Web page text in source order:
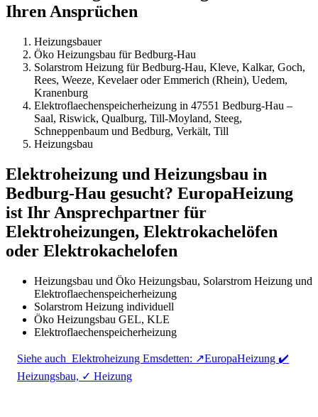
Ihren Ansprüchen
Heizungsbauer
Öko Heizungsbau für Bedburg-Hau
Solarstrom Heizung für Bedburg-Hau, Kleve, Kalkar, Goch,
Rees, Weeze, Kevelaer oder Emmerich (Rhein), Uedem,
Kranenburg
Elektroflaechenspeicherheizung in 47551 Bedburg-Hau –
Saal, Riswick, Qualburg, Till-Moyland, Steeg,
Schneppenbaum und Bedburg, Verkält, Till
Heizungsbau
Elektroheizung und Heizungsbau in
Bedburg-Hau gesucht? EuropaHeizung
ist Ihr Ansprechpartner für
Elektroheizungen, Elektrokachelöfen
oder Elektrokachelofen
Heizungsbau und Öko Heizungsbau, Solarstrom Heizung und
Elektroflaechenspeicherheizung
Solarstrom Heizung individuell
Öko Heizungsbau GEL, KLE
Elektroflaechenspeicherheizung
Siehe auch Elektroheizung Emsdetten: ↗️EuropaHeizung ✔️
Heizungsbau, ✓ Heizung